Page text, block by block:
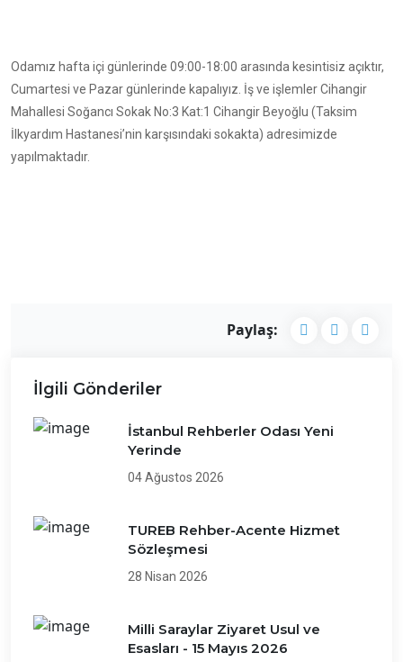
Odamız hafta içi günlerinde 09:00-18:00 arasında kesintisiz açıktır,
Cumartesi ve Pazar günlerinde kapalıyız. İş ve işlemler Cihangir
Mahallesi Soğancı Sokak No:3 Kat:1 Cihangir Beyoğlu (Taksim
İlkyardım Hastanesi’nin karşısındaki sokakta) adresimizde
yapılmaktadır.
Paylaş:
İlgili Gönderiler
İstanbul Rehberler Odası Yeni
Yerinde
04 Ağustos 2026
TUREB Rehber-Acente Hizmet
Sözleşmesi
28 Nisan 2026
Milli Saraylar Ziyaret Usul ve
Esasları - 15 Mayıs 2026